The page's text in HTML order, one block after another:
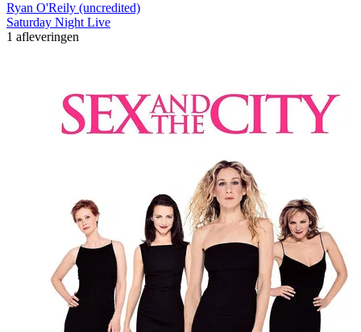
Ryan O'Reily (uncredited)
Saturday Night Live
1 afleveringen